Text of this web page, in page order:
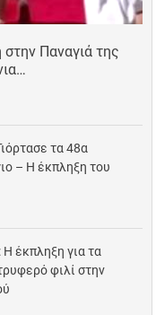
Παναγιά της
τα 48α
– Η έκπληξη του
Η έκπληξη για τα
φιλί στην